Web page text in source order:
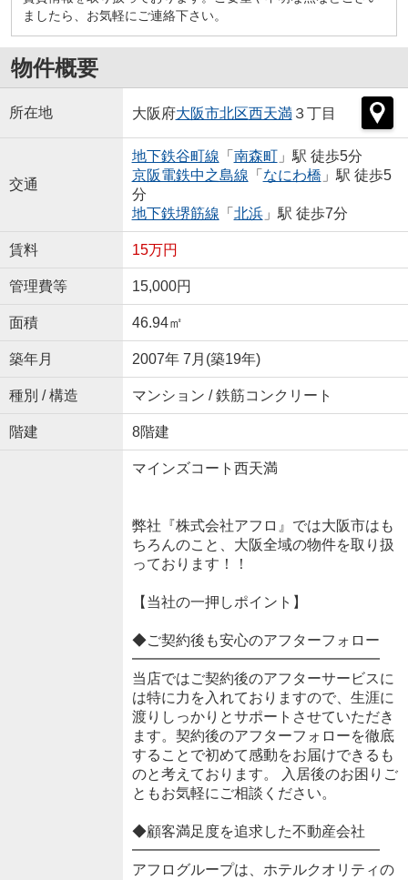
ましたら、お気軽にご連絡下さい。
物件概要
所在地 大阪府大阪市北区西天満３丁目
交通
地下鉄谷町線 「 南森町」駅 徒歩5分
京阪電鉄中之島線 「 なにわ橋 」駅 徒歩5
分
地下鉄堺筋線 「 北浜」駅 徒歩7分
賃料 15万円
管理費等 15,000円
面積 46.94㎡
築年月 2007年 7月(築19年)
種別 / 構造 マンション / 鉄筋コンクリート
階建 8階建
マインズコート西天満
弊社『株式会社アフロ』では大阪市はも
ちろんのこと、大阪全域の物件を取り扱
っております！！
【当社の一押しポイント】
◆ご契約後も安心のアフターフォロー
━━━━━━━━━━━━━━━━━
当店ではご契約後のアフターサービスに
は特に力を入れておりますので、生涯に
渡りしっかりとサポートさせていただき
ます。契約後のアフターフォローを徹底
することで初めて感動をお届けできるも
のと考えております。 入居後のお困りご
ともお気軽にご相談ください。
◆顧客満足度を追求した不動産会社
━━━━━━━━━━━━━━━━━
アフログループは、ホテルクオリティの